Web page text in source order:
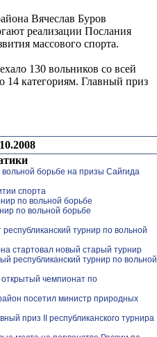
Вячеслав Буров
реализации Послания
массового спорта.
130 вольников со всей
категориям. Главный приз
борьбе на призы Сайгида
спорта
по вольной борьбе
по вольной борьбе
турнир по вольной
стартовал новый старый турнир
республиканский турнир по вольной
чемпионат по
посетил министр природных
приз II республиканского турнира